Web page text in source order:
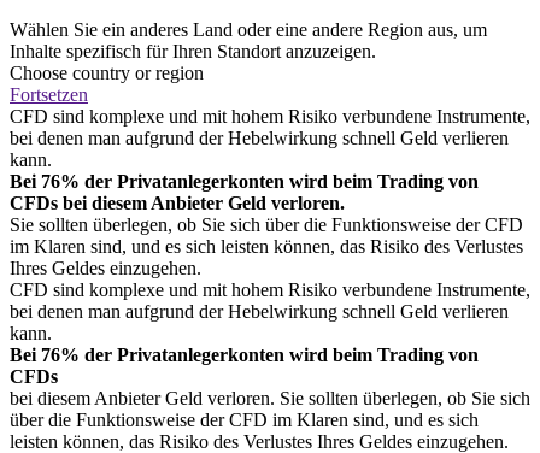
Wählen Sie ein anderes Land oder eine andere Region aus, um
Inhalte spezifisch für Ihren Standort anzuzeigen.
Choose country or region
Fortsetzen
CFD sind komplexe und mit hohem Risiko verbundene Instrumente,
bei denen man aufgrund der Hebelwirkung schnell Geld verlieren
kann.
Bei 76% der Privatanlegerkonten wird beim Trading von
CFDs bei diesem Anbieter Geld verloren.
Sie sollten überlegen, ob Sie sich über die Funktionsweise der CFD
im Klaren sind, und es sich leisten können, das Risiko des Verlustes
Ihres Geldes einzugehen.
CFD sind komplexe und mit hohem Risiko verbundene Instrumente,
bei denen man aufgrund der Hebelwirkung schnell Geld verlieren
kann.
Bei 76% der Privatanlegerkonten wird beim Trading von
CFDs
bei diesem Anbieter Geld verloren. Sie sollten überlegen, ob Sie sich
über die Funktionsweise der CFD im Klaren sind, und es sich
leisten können, das Risiko des Verlustes Ihres Geldes einzugehen.